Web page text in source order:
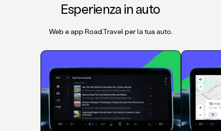
Esperienza in auto
Web e app Road.Travel per la tua auto.